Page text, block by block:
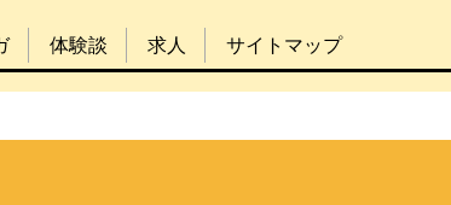
体験談 求人 サイトマップ